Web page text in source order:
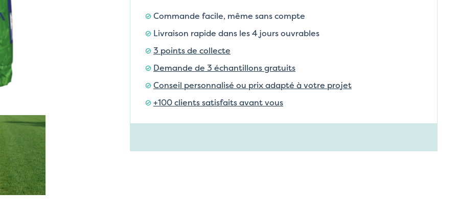
Commande facile, même sans compte
Livraison rapide dans les 4 jours ouvrables
3 points de collecte
Demande de 3 échantillons gratuits
Conseil personnalisé ou prix adapté à votre projet
+100 clients satisfaits avant vous